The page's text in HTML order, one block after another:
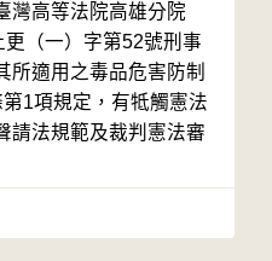
灣高等法院高雄分院
更（一）字第52號刑事
所適用之毒品危害防制
1項規定，有牴觸憲法
請法規範及裁判憲法審